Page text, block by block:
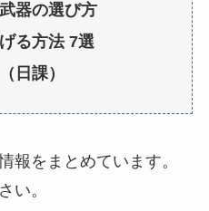
器の選び方
る方法 7選
日課）
報をまとめています。
い。